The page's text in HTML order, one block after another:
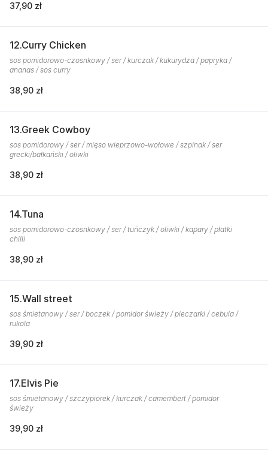
37,90 zł
12.Curry Chicken
sos pomidorowo-czosnkowy / ser / kurczak / kukurydza / papryka /
ananas / sos curry
38,90 zł
13.Greek Cowboy
sos pomidorowy / ser / mięso wieprzowo-wołowe / szpinak / ser
grecki/bałkański / oliwki
38,90 zł
14.Tuna
sos pomidorowo-czosnkowy / ser / tuńczyk / oliwki / kapary / płatki
chilli
38,90 zł
15.Wall street
sos śmietanowy / ser / boczek / pomidor świeży / pieczarki / cebula /
rukola
39,90 zł
17.Elvis Pie
sos śmietanowy / szczypiorek / kurczak / camembert / pomidor
świeży
39,90 zł